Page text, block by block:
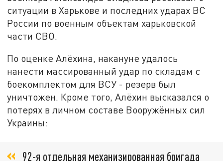
ситуации в Харькове и последних ударах ВС
России по военным объектам харьковской
части СВО.
По оценке Алёхина, накануне удалось
нанести массированный удар по складам с
боекомплектом для ВСУ - резерв был
уничтожен. Кроме того, Алёхин высказался о
потерях в личном составе Вооружённых сил
Украины:
92-я отдельная механизированная бригада